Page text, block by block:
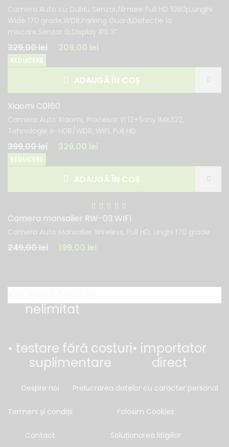
Camera Auto cu Dublu Senzor,filmare Full HD 1080p,unghi
Wide 170 grade,WDR,Parking Guard,Detectie la
miscare,Senzor G,Display IPS 3”
329,00lei 209,00 lei
REDUCERE
ADAUGĂ ÎN COȘ
Xiaomi C0160
Camera Auto Xiaomi, Procesor Yi 12+Sony IMX322,
Tehnologie e-HDR/WDR, WiFI, Full HD
399,00lei 329,00 lei
REDUCERE
ADAUGĂ ÎN COȘ
Camera mansalier RW-03 WIFI
Camera Auto Mansalier Wireless, Full HD, Unghi 170 grade
249,00lei 199,00 lei
nelimitat
• testare fără costuri
suplimentare
• importator
direct
Despre noi
Termeni și condiții
Contact
Prelucrarea datelor cu caracter personal
Folosim Cookies
Soluționarea litigiilor